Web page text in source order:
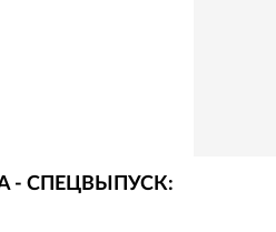
- СПЕЦВЫПУСК: